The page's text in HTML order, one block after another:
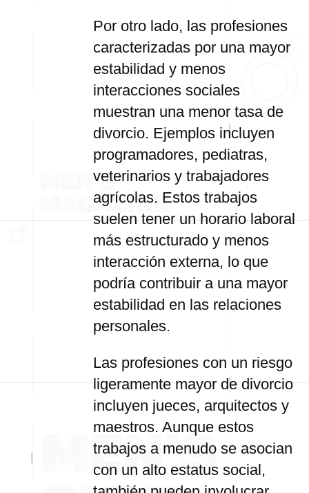
Por otro lado, las profesiones
caracterizadas por una mayor
estabilidad y menos
interacciones sociales
muestran una menor tasa de
divorcio. Ejemplos incluyen
programadores, pediatras,
veterinarios y trabajadores
agrícolas. Estos trabajos
suelen tener un horario laboral
más estructurado y menos
interacción externa, lo que
podría contribuir a una mayor
estabilidad en las relaciones
personales.
Las profesiones con un riesgo
ligeramente mayor de divorcio
incluyen jueces, arquitectos y
maestros. Aunque estos
trabajos a menudo se asocian
con un alto estatus social,